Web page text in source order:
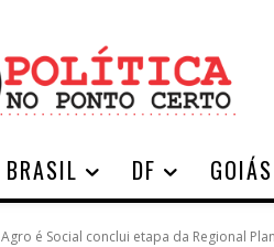
BRASIL DF GOIÁS
Agro é Social conclui etapa da Regional